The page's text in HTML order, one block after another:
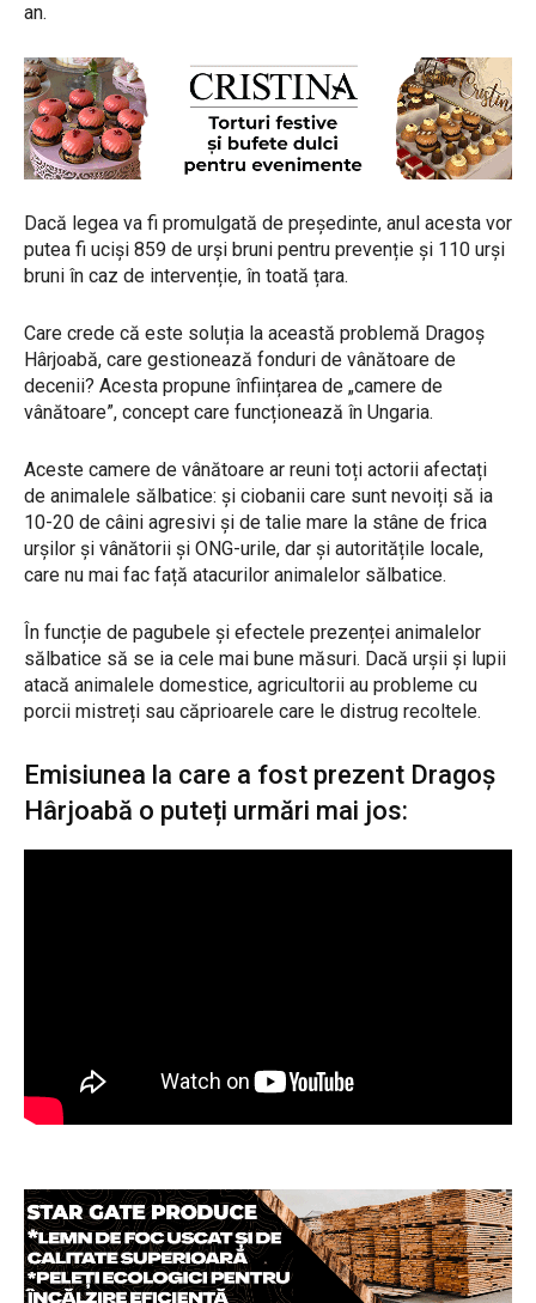
an.
Dacă legea va fi promulgată de președinte, anul acesta vor
putea fi uciși 859 de urși bruni pentru prevenție și 110 urși
bruni în caz de intervenție, în toată țara.
Care crede că este soluția la această problemă Dragoș
Hârjoabă, care gestionează fonduri de vânătoare de
decenii? Acesta propune înființarea de „camere de
vânătoare”, concept care funcționează în Ungaria.
Aceste camere de vânătoare ar reuni toți actorii afectați
de animalele sălbatice: și ciobanii care sunt nevoiți să ia
10-20 de câini agresivi și de talie mare la stâne de frica
urșilor și vânătorii și ONG-urile, dar și autoritățile locale,
care nu mai fac față atacurilor animalelor sălbatice.
În funcție de pagubele și efectele prezenței animalelor
sălbatice să se ia cele mai bune măsuri. Dacă urșii și lupii
atacă animalele domestice, agricultorii au probleme cu
porcii mistreți sau căprioarele care le distrug recoltele.
Emisiunea la care a fost prezent Dragoș
Hârjoabă o puteți urmări mai jos: